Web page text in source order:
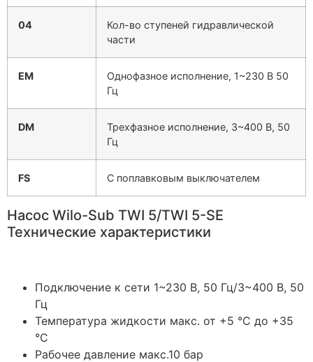
04
Кол-во ступеней гидравлической
части
EM
Однофазное исполнение, 1~230 В 50
Гц
DM
Трехфазное исполнение, 3~400 В, 50
Гц
FS С поплавковым выключателем
Насос Wilo-Sub TWI 5/TWI 5-SE
Технические характеристики
Подключение к сети 1~230 В, 50 Гц/3~400 В, 50
Гц
Температура жидкости макс. от +5 °C до +35
°C
Рабочее давление макс.10 бар